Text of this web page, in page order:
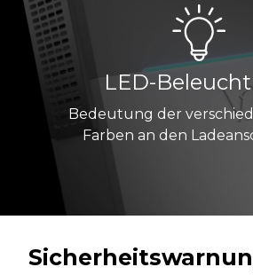
LED-
Bedeutung der
Farben an den